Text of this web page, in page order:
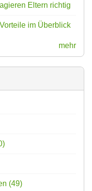
Eltern richtig
im Überblick
mehr
(49)